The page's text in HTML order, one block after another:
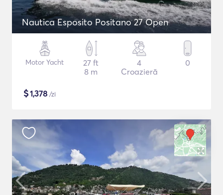
Nautica Esposito Positano 27 Open
Motor Yacht
27 ft
8 m
4
Croazieră
0
$1,378 /zi